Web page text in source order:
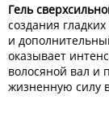
Гель
создания
и
оказывает
волосяной вал и
жизненную силу